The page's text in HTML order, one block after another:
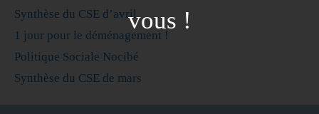
vous !
Synthèse du CSE d’avril
1 jour pour le déménagement !
Politique Sociale Nocibé
Synthèse du CSE de mars